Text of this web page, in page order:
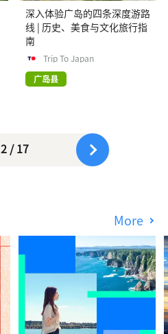
深入体验广岛的四条深度游路
线 | 历史、美食与文化旅行指
南
Trip To Japan
广岛县
2 / 17
More